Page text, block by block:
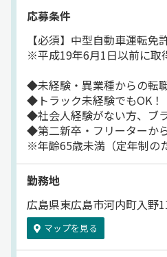
が、応募はドラピタエージェ
スタートするので、
安心して一歩を踏み出せま
②構内や近場での運転練習
運転に慣れるまで
時間をかけてしっかりサポ
③未経験入社でも1週間以
覚えやすい仕事です。
★長く働き続けられる
「安定性」と「働きやすさ」
━━━━━━━━━━━━━
応募条件
【必須】中型自動車運転免
※平成19年6月1日以前に取
◆未経験・異業種からの転
◆トラック未経験でもOK！
◆社会人経験がない方、ブ
◆第二新卒・フリーターか
※年齢65歳未満（定年制の
勤務地
広島県東広島市河内町入野
マップを見る